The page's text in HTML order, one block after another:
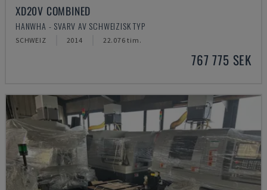
XD20V COMBINED
HANWHA - SVARV AV SCHWEIZISK TYP
SCHWEIZ 2014 22.076 tim.
767 775 SEK